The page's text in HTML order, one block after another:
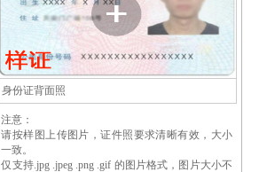
身份证背面照
注意：
请按样图上传图片，证件照要求清晰有效，大小
一致。
仅支持.jpg .jpeg .png .gif 的图片格式，图片大小不